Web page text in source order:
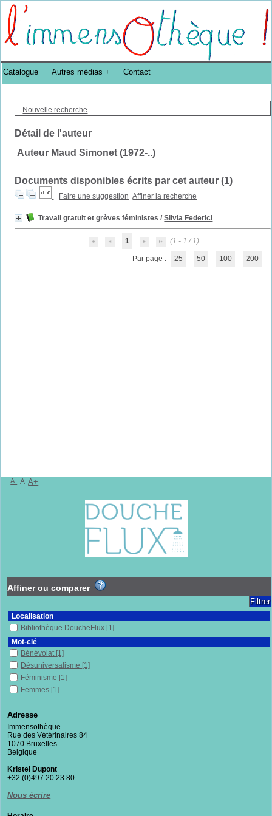
Bibliothèque DoucheFLUX Bibliotheek -->
Nouvelle recherche
Détail de l'auteur
Auteur Maud Simonet (1972-..)
Documents disponibles écrits par cet auteur (1)
Faire une suggestion Affiner la recherche
Travail gratuit et grèves féministes /Silvia Federici
1 (1 - 1 / 1)
Par page : 25 50 100 200
Catalogue Autres médias Contact
A- A A+
Affiner ou comparer
Localisation
Bibliothèque DoucheFlux [1]
Mot-clé
Bénévolat [1]
Désuniversalisme [1]
Féminisme [1]
Femmes [1]
Organisation du travail
Prostitué.e.s
Recueil[1]
Rôle selon le sexe
Théorie du care
Documentaires
Adresse
Immensothèque
Rue des Vétérinaires 84
1070 Bruxelles
Belgique
Kristel Dupont
+32 (0)497 20 23 80
Nous écrire